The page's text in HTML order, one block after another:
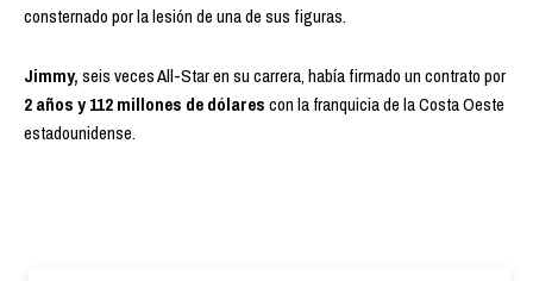
consternado por la lesión de una de sus figuras.
Jimmy,seis veces All-Star en su carrera, había firmado un contrato por
2 años y 112 millones de dólarescon la franquicia de la Costa Oeste
estadounidense.